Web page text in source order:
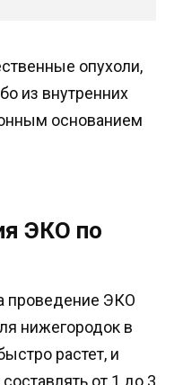
опухоли,
из внутренних
основанием
ЭКО по
проведение ЭКО
нижегородок в
растет, и
от 1 до 3